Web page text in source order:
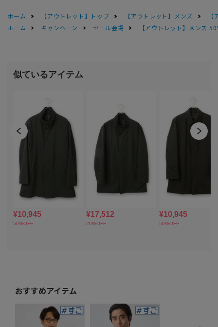
ホーム 【アウトレット】トップ 【アウトレット】メンズ
ホーム
キャンペーン セール会場 【アウトレット】メンズ